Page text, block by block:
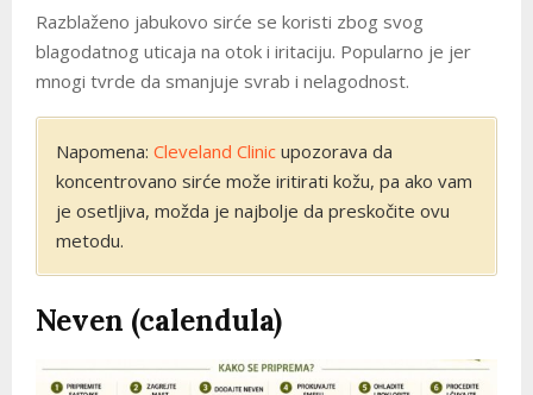
Razblaženo jabukovo sirće se koristi zbog svog
blagodatnog uticaja na otok i iritaciju. Popularno je jer
mnogi tvrde da smanjuje svrab i nelagodnost.
Napomena: Cleveland Clinic upozorava da
koncentrovano sirće može iritirati kožu, pa ako vam
je osetljiva, možda je najbolje da preskočite ovu
metodu.
Neven (calendula)